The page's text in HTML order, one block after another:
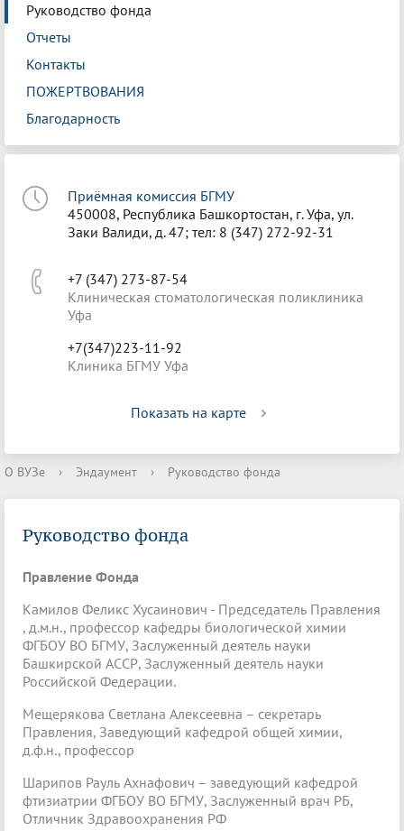
Руководство фонда
Отчеты
Контакты
ПОЖЕРТВОВАНИЯ
Благодарность
Приёмная комиссия БГМУ
450008, Республика Башкортостан, г. Уфа, ул.
Заки Валиди, д. 47; тел: 8 (347) 272-92-31
+7 (347) 273-87-54
Клиническая стоматологическая поликлиника
Уфа
+7(347)223-11-92
Клиника БГМУ Уфа
Показать на карте
О ВУЗе › Эндаумент › Руководство фонда
Руководство фонда
Правление Фонда
Камилов Феликс Хусаинович - Председатель Правления
, д.м.н., профессор кафедры биологической химии
ФГБОУ ВО БГМУ, Заслуженный деятель науки
Башкирской АССР, Заслуженный деятель науки
Российской Федерации.
Мещерякова Светлана Алексеевна – секретарь
Правления, Заведующий кафедрой общей химии,
д.ф.н., профессор
Шарипов Рауль Ахнафович – заведующий кафедрой
фтизиатрии ФГБОУ ВО БГМУ, Заслуженный врач РБ,
Отличник Здравоохранения РФ